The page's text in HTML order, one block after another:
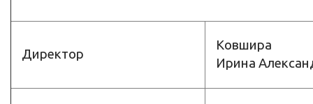
Директор
Ковшира
Ирина